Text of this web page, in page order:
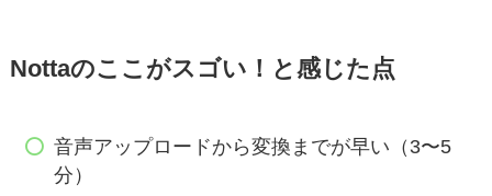
Nottaのここがスゴい！と感じた点
音声アップロードから変換までが早い（3〜5
分）